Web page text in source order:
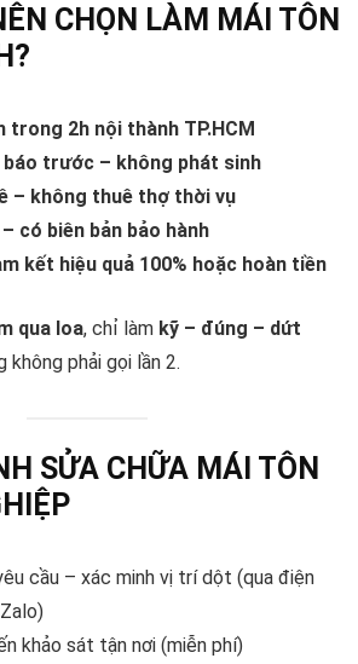
CHỌN LÀM MÁI TÔN
trong 2h nội thành TP.HCM
báo trước – không phát sinh
– không thuê thợ thời vụ
có biên bản bảo hành
kết hiệu quả 100% hoặc hoàn tiền
qua loa, chỉ làm kỹ – đúng – dứt
không phải gọi lần 2.
SỬA CHỮA MÁI TÔN
cầu – xác minh vị trí dột (qua điện
khảo sát tận nơi (miễn phí)